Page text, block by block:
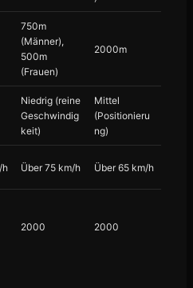
750m
(Männer),
500m
(Frauen)
2000m
Niedrig (reine
Geschwindig
keit)
Mittel
(Positionieru
ng)
h Über 75 km/h Über 65 km/h
2000 2000